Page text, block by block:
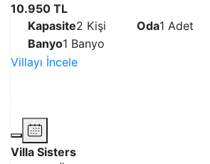
10.950 TL
Kapasite2 Kişi Oda1 Adet
Banyo1 Banyo
Villayı İncele
Villa Sisters